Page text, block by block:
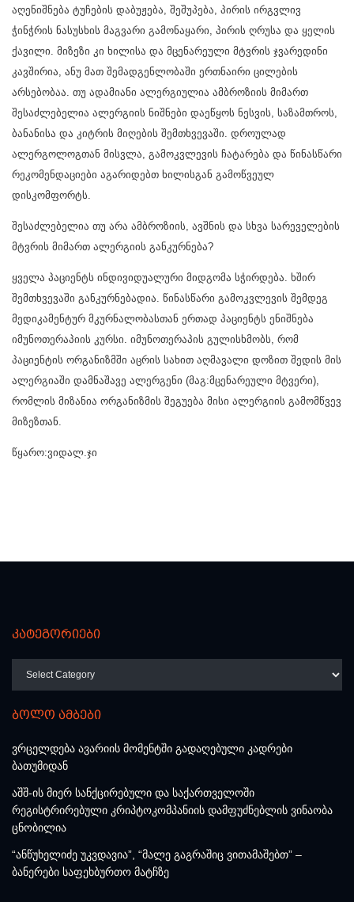
აღენიშნება ტუჩების დაბუჟება, შეშუპება, პირის ირგვლივ
ჭინჭრის ნასუსხის მაგვარი გამონაყარი, პირის ღრუსა და ყელის
ქავილი. მიზეზი კი ხილისა და მცენარეული მტვრის ჯვარედინი
კავშირია, ანუ მათ შემადგენლობაში ერთნაირი ცილების
არსებობაა. თუ ადამიანი ალერგიულია ამბროზიის მიმართ
შესაძლებელია ალერგიის ნიშნები დაეწყოს ნესვის, საზამთროს,
ბანანისა და კიტრის მიღების შემთხვევაში. დროულად
ალერგოლოგთან მისვლა, გამოკვლევის ჩატარება და წინასწარი
რეკომენდაციები აგარიდებთ ხილისგან გამოწვეულ
დისკომფორტს.
შესაძლებელია თუ არა ამბროზიის, ავშნის და სხვა სარეველების
მტვრის მიმართ ალერგიის განკურნება?
ყველა პაციენტს ინდივიდუალური მიდგომა სჭირდება. ხშირ
შემთხვევაში განკურნებადია. წინასწარი გამოკვლევის შემდეგ
მედიკამენტურ მკურნალობასთან ერთად პაციენტს ენიშნება
იმუნოთერაპიის კურსი. იმუნოთერაპის გულისხმობს, რომ
პაციენტის ორგანიზმში აცრის სახით აღმავალი დოზით შედის მის
ალერგიაში დამნაშავე ალერგენი (მაგ:მცენარეული მტვერი),
რომლის მიზანია ორგანიზმის შეგუება მისი ალერგიის გამომწვევ
მიზეზთან.
წყარო:ვიდალ.ჯი
კატეგორიები
ბოლო ამბები
ვრცელდება ავარიის მომენტში გადაღებული კადრები
ბათუმიდან
აშშ-ის მიერ სანქცირებული და საქართველოში
რეგისტრირებული კრიპტოკომპანიის დამფუძნებლის ვინაობა
ცნობილია
“ანწუხელიძე უკვდავია”, “მალე გაგრაშიც ვითამაშებთ” –
ბანერები საფეხბურთო მატჩზე